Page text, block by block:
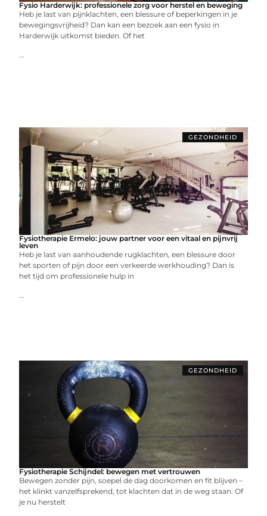
Fysio Harderwijk: professionele zorg voor herstel en beweging
Heb je last van pijnklachten, een blessure of beperkingen in je
bewegingsvrijheid? Dan kan een bezoek aan een fysio in
Harderwijk uitkomst bieden. Of het
...
GEZONDHEID
Fysiotherapie Ermelo: jouw partner voor een vitaal en pijnvrij
leven
Heb je last van aanhoudende rugklachten, een blessure door
het sporten of pijn door een verkeerde werkhouding? Dan is
het tijd om professionele hulp in
...
GEZONDHEID
Fysiotherapie Schijndel: bewegen met vertrouwen
Bewegen zonder pijn, soepel de dag doorkomen en fit blijven –
het klinkt vanzelfsprekend, tot klachten dat in de weg staan. Of
je nu herstelt